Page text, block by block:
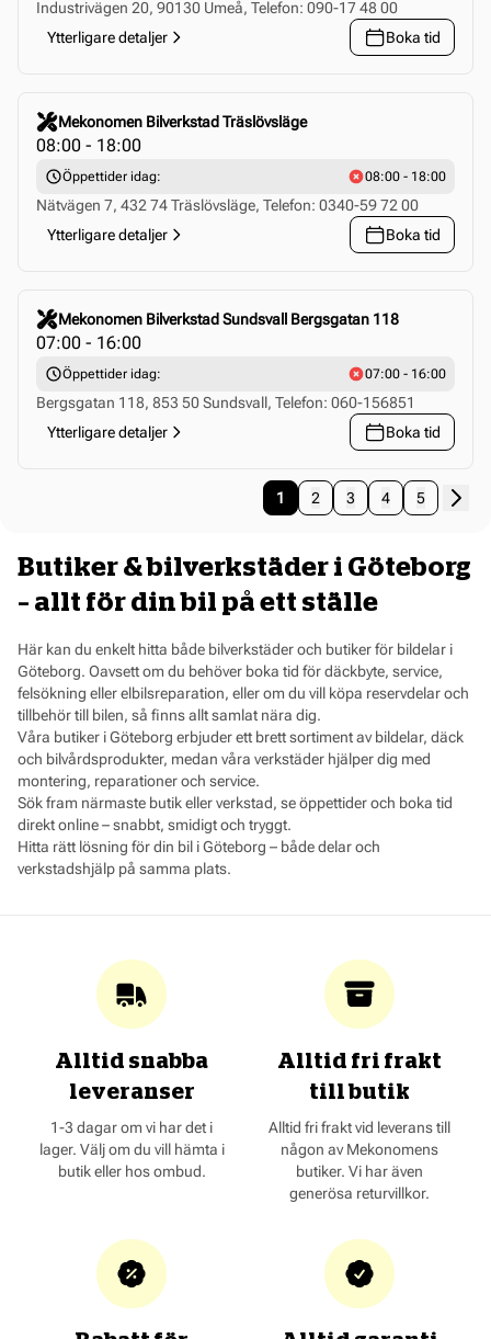
Industrivägen 20, 90130 Umeå, Telefon: 090-17 48 00
Ytterligare detaljer
Boka tid
Mekonomen Bilverkstad Träslövsläge
08:00 - 18:00
Öppettider idag: 08:00 - 18:00
Nätvägen 7, 432 74 Träslövsläge, Telefon: 0340-59 72 00
Ytterligare detaljer
Boka tid
Click to select this store
Mekonomen Bilverkstad Sundsvall Bergsgatan 118
07:00 - 16:00
Öppettider idag: 07:00 - 16:00
Bergsgatan 118, 853 50 Sundsvall, Telefon: 060-156851
Ytterligare detaljer
Boka tid
Click to select this store
You're currently reading page
1 Sida
2 Sida
3 Sida
4 Sida
5 Sida
Butiker & bilverkstäder i Göteborg
– allt för din bil på ett ställe
Här kan du enkelt hitta både bilverkstäder och butiker för bildelar i
Göteborg. Oavsett om du behöver boka tid för däckbyte, service,
felsökning eller elbilsreparation, eller om du vill köpa reservdelar och
tillbehör till bilen, så finns allt samlat nära dig.
Våra butiker i Göteborg erbjuder ett brett sortiment av bildelar, däck
och bilvårdsprodukter, medan våra verkstäder hjälper dig med
montering, reparationer och service.
Sök fram närmaste butik eller verkstad, se öppettider och boka tid
direkt online – snabbt, smidigt och tryggt.
Hitta rätt lösning för din bil i Göteborg – både delar och
verkstadshjälp på samma plats.
Alltid snabba
leveranser
1-3 dagar om vi har det i
lager. Välj om du vill hämta i
butik eller hos ombud.
Alltid fri frakt
till butik
Alltid fri frakt vid leverans till
någon av Mekonomens
butiker. Vi har även
generösa returvillkor.